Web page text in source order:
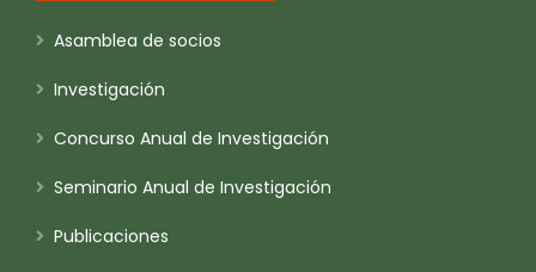
Asamblea de socios
Investigación
Concurso Anual de Investigación
Seminario Anual de Investigación
Publicaciones